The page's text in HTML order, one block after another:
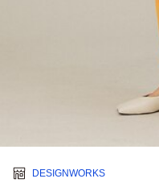
DESIGNWORKS